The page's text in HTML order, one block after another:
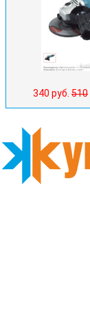
340 руб. 510